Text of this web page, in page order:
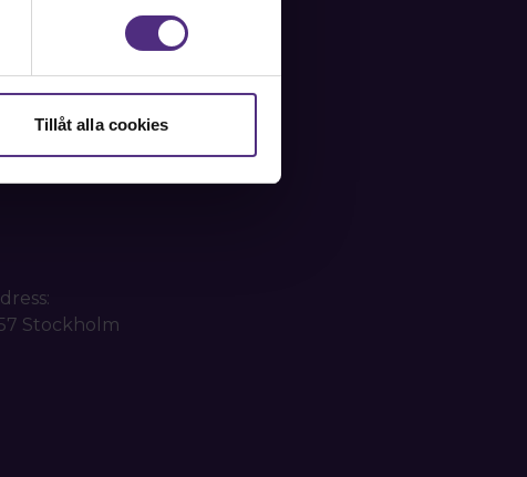
Tillåt alla cookies
57 Stockholm